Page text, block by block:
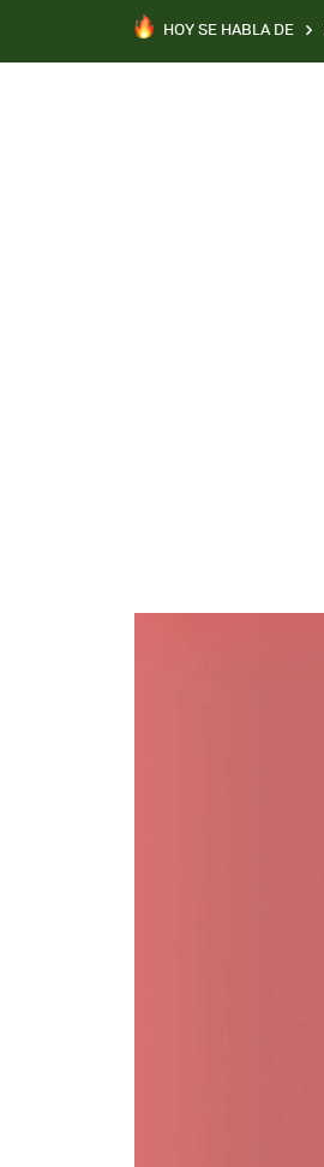
HOY SE HABLA DE